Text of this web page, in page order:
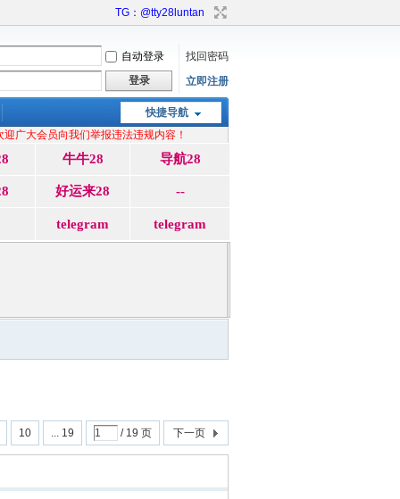
TG：@tty28luntan
自动登录
找回密码
登录
立即注册
快捷导航
广大会员向我们举报违法违规内容！
牛牛28 导航28
好运来28 --
telegram telegram
10 ... 19 / 19 页 下一页